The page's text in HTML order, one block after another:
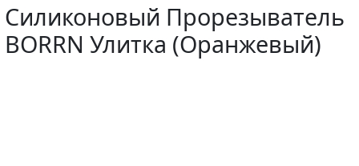
Силиконовый Прорезыватель
BORRN Улитка (Оранжевый)